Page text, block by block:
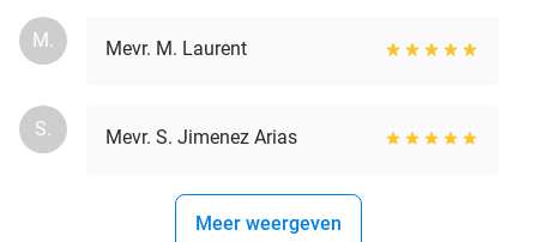
M. Mevr. M. Laurent
S. Mevr. S. Jimenez Arias
Meer weergeven